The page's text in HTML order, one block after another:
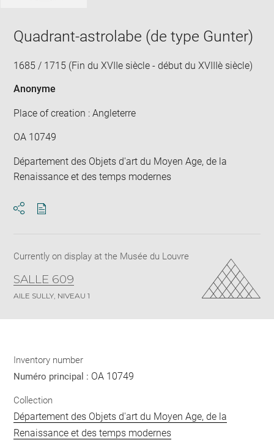
Quadrant-astrolabe (de type Gunter)
1685 / 1715 (Fin du XVIIe siècle - début du XVIIIè siècle)
Anonyme
Place of creation : Angleterre
OA 10749
Département des Objets d'art du Moyen Age, de la
Renaissance et des temps modernes
Currently on display at the Musée du Louvre
SALLE 609
AILE SULLY, NIVEAU 1
Inventory number
Numéro principal : OA 10749
Collection
Département des Objets d'art du Moyen Age, de la
Renaissance et des temps modernes